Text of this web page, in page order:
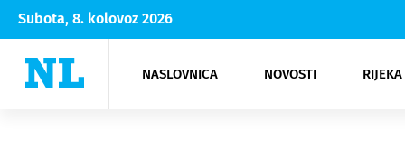
Subota, 8. kolovoz 2026
NASLOVNICA NOVOSTI
Rijeka Opatija
NK
Moda
Kultura